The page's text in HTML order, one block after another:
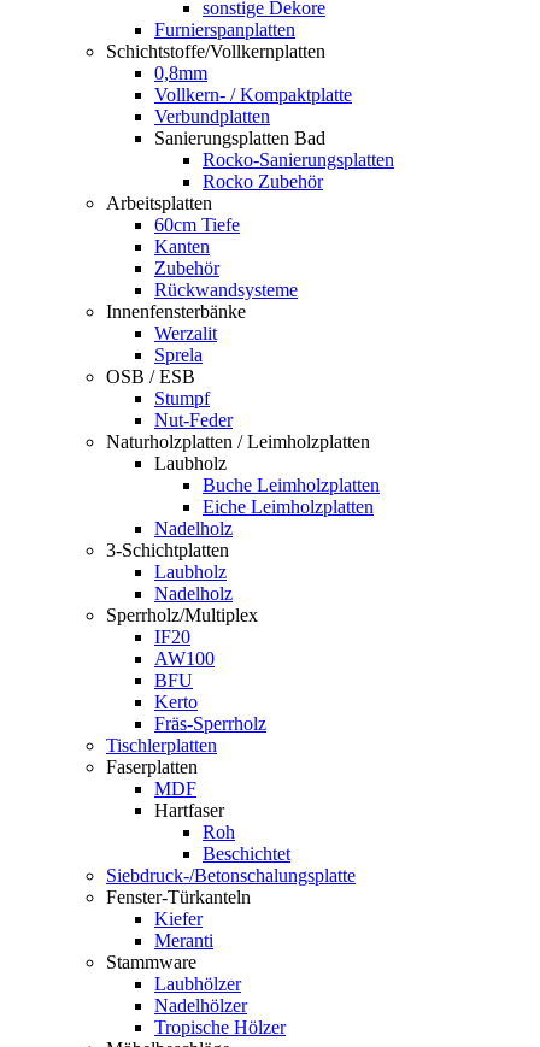
sonstige Dekore
Furnierspanplatten
Schichtstoffe/Vollkernplatten
0,8mm
Vollkern- / Kompaktplatte
Verbundplatten
Sanierungsplatten Bad
Rocko-Sanierungsplatten
Rocko Zubehör
Arbeitsplatten
60cm Tiefe
Kanten
Zubehör
Rückwandsysteme
Innenfensterbänke
Werzalit
Sprela
OSB / ESB
Stumpf
Nut-Feder
Naturholzplatten / Leimholzplatten
Laubholz
Buche Leimholzplatten
Eiche Leimholzplatten
Nadelholz
3-Schichtplatten
Laubholz
Nadelholz
Sperrholz/Multiplex
IF20
AW100
BFU
Kerto
Fräs-Sperrholz
Tischlerplatten
Faserplatten
MDF
Hartfaser
Roh
Beschichtet
Siebdruck-/Betonschalungsplatte
Fenster-Türkanteln
Kiefer
Meranti
Stammware
Laubhölzer
Nadelhölzer
Tropische Hölzer